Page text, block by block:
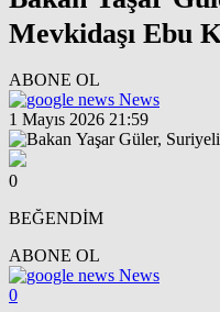
Mevkidaşı Ebu
ABONE OL
News
1 Mayıs 2026 21:59
0
BEĞENDİM
ABONE OL
News
0